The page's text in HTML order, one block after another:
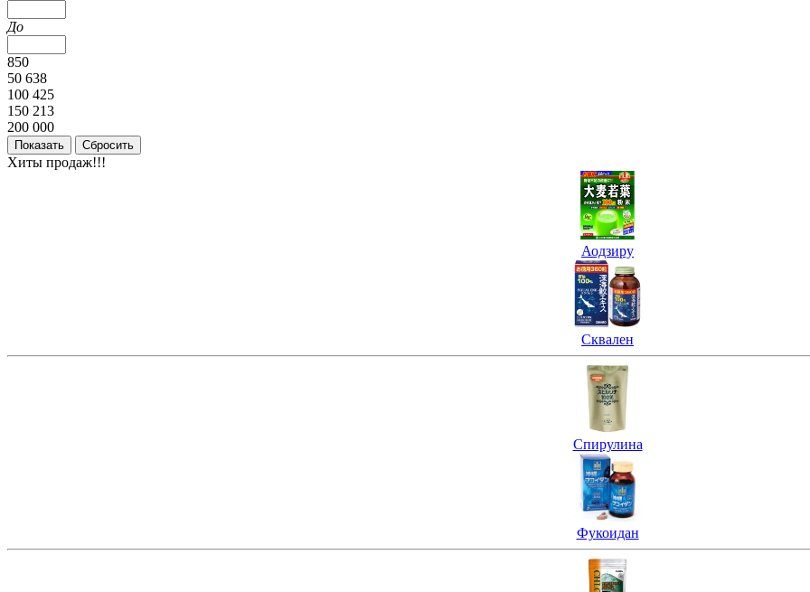
До
850
50 638
100 425
150 213
200 000
Хиты продаж!!!
Аодзиру
Сквален
Спирулина
Фукоидан